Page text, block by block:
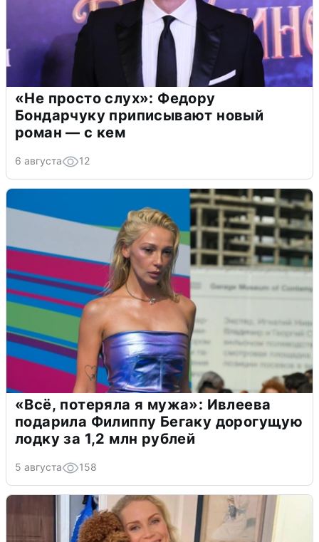
«Не просто слух»: Федору
Бондарчуку приписывают новый
роман — с кем
6 августа 12
«Всё, потеряла я мужа»: Ивлеева
подарила Филиппу Бегаку дорогущую
лодку за 1,2 млн рублей
5 августа 158